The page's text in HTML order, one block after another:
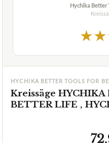
Hychika Better
★★
HYCHIKA BETTER TOOLS FOR
Kreissäge
BETTER LIFE ,